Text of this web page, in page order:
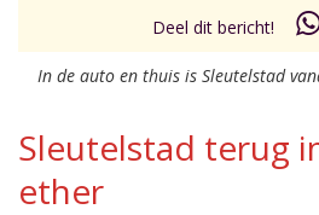
Deel dit bericht!
In de auto en thuis is Sleutelstad
Sleutelstad terug
ether